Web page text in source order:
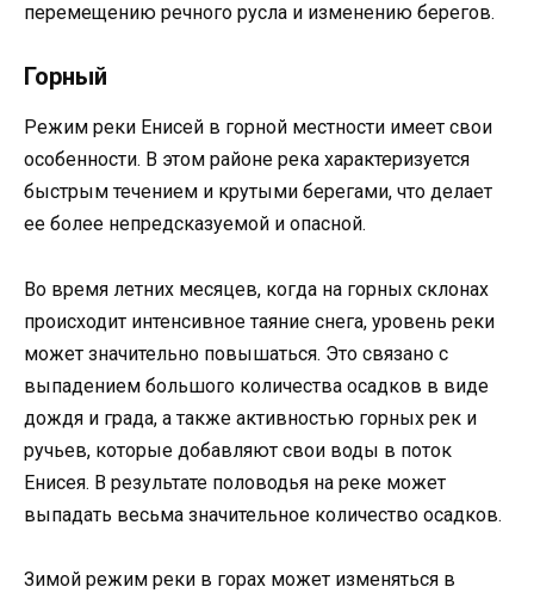
перемещению речного русла и изменению берегов.
Горный
Режим реки Енисей в горной местности имеет свои
особенности. В этом районе река характеризуется
быстрым течением и крутыми берегами, что делает
ее более непредсказуемой и опасной.
Во время летних месяцев, когда на горных склонах
происходит интенсивное таяние снега, уровень реки
может значительно повышаться. Это связано с
выпадением большого количества осадков в виде
дождя и града, а также активностью горных рек и
ручьев, которые добавляют свои воды в поток
Енисея. В результате половодья на реке может
выпадать весьма значительное количество осадков.
Зимой режим реки в горах может изменяться в